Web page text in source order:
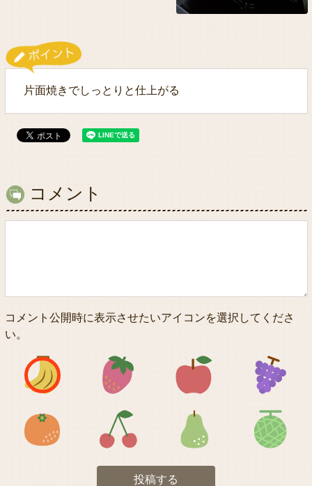
片面焼きでしっとりと仕上がる
コメント
コメント公開時に表示させたいアイコンを選択してくださ
い。
アイコン1 アイコン2 アイコン3
アイコン5 アイコン6 アイコン7
投稿する